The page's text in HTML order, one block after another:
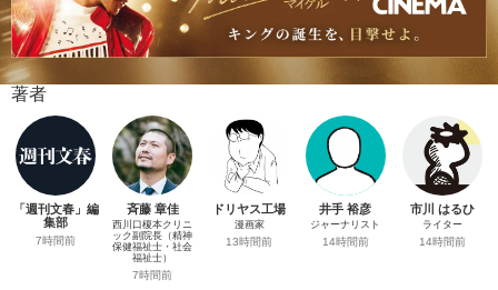
著者
「週刊文春」編
集部
7時間前
斉藤 章佳
西川口榎本クリニ
ック副院長（精神
保健福祉士・社会
福祉士）
7時間前
ドリヤス工場
漫画家
13時間前
井手 裕彦
ジャーナリスト
14時間前
市川 はるひ
ライター
14時間前